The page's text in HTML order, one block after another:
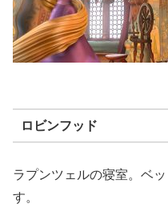
ロビンフッド
ラプンツェルの寝室。ベ
す。